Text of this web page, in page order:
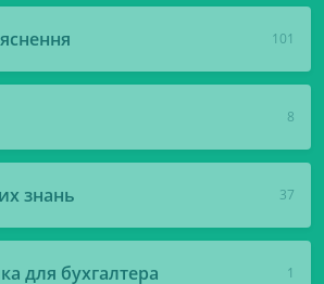
101
8
37
знань
1
для бухгалтера